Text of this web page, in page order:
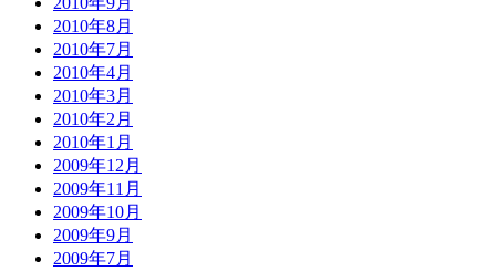
2010年8月
2010年7月
2010年4月
2010年3月
2010年2月
2010年1月
2009年12月
2009年11月
2009年10月
2009年9月
2009年7月